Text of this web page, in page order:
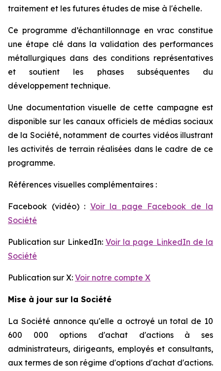
traitement et les futures études de mise à l'échelle.
Ce programme d’échantillonnage en vrac constitue
une étape clé dans la validation des performances
métallurgiques dans des conditions représentatives
et soutient les phases subséquentes du
développement technique.
Une documentation visuelle de cette campagne est
disponible sur les canaux officiels de médias sociaux
de la Société, notamment de courtes vidéos illustrant
les activités de terrain réalisées dans le cadre de ce
programme.
Références visuelles complémentaires :
Facebook (vidéo) : Voir la page Facebook de la
Société
Publication sur LinkedIn: Voir la page LinkedIn de la
Société
Publication sur X: Voir notre compte X
Mise à jour sur la Société
La Société annonce qu'elle a octroyé un total de 10
600 000 options d'achat d'actions à ses
administrateurs, dirigeants, employés et consultants,
aux termes de son régime d'options d'achat d'actions.